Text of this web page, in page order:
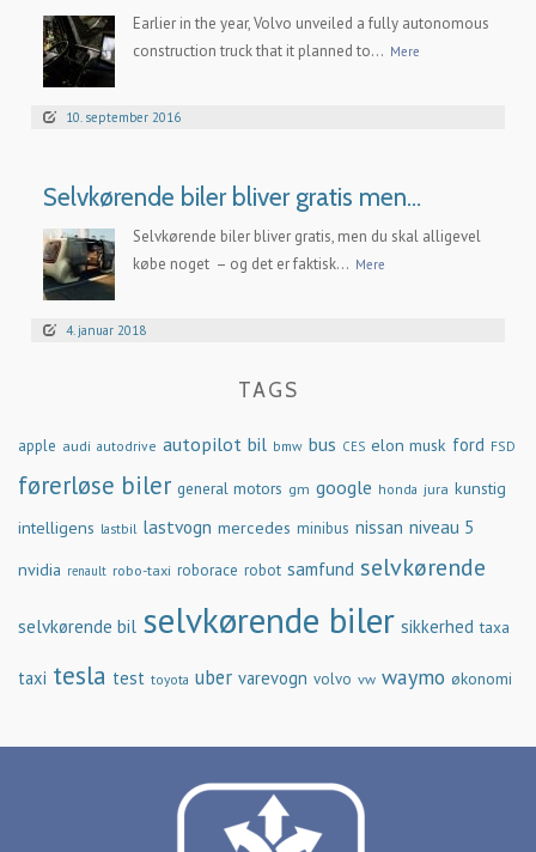
Earlier in the year, Volvo unveiled a fully autonomous
construction truck that it planned to... Mere
10. september 2016
Selvkørende biler bliver gratis men…
Selvkørende biler bliver gratis, men du skal alligevel
købe noget – og det er faktisk... Mere
4. januar 2018
TAGS
apple audi autodrive autopilot bil bmw bus CES elon musk ford FSD
førerløse biler general motors gm google honda jura kunstig
intelligens lastbil lastvogn mercedes minibus nissan niveau 5
nvidia renault robo-taxi roborace robot samfund selvkørende
selvkørende bil selvkørende biler sikkerhed taxa
taxi tesla test toyota uber varevogn volvo vw waymo økonomi